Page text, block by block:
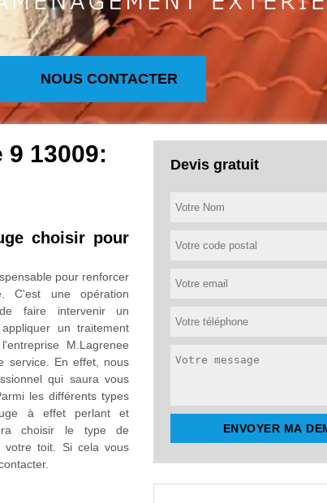
NOUS CONTACTER
13009:
choisir pour
pour renforcer
C'est une opération
faire intervenir un
un traitement
M.Lagrenee
service. En effet, nous
qui saura vous
les différents types
à effet perlant et
choisir le type de
votre toit. Si cela vous
Devis gratuit